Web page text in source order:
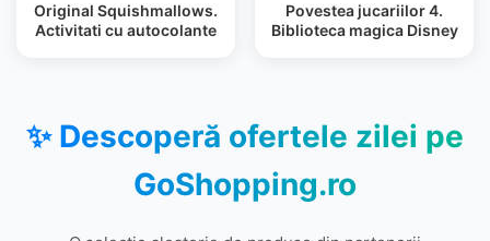
Original Squishmallows.
Activitati cu autocolante
Povestea jucariilor 4.
Biblioteca magica Disney
✨ Descoperă ofertele zilei pe
GoShopping.ro